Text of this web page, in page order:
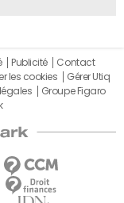
Publicité
Contact
les cookies
Gérer Utiq
Groupe Figaro